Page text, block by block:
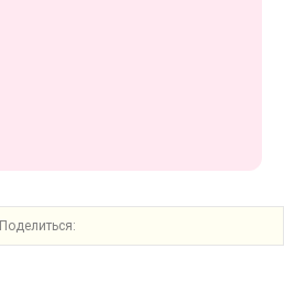
Поделиться: